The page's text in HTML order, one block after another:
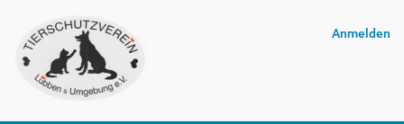
Anmelden